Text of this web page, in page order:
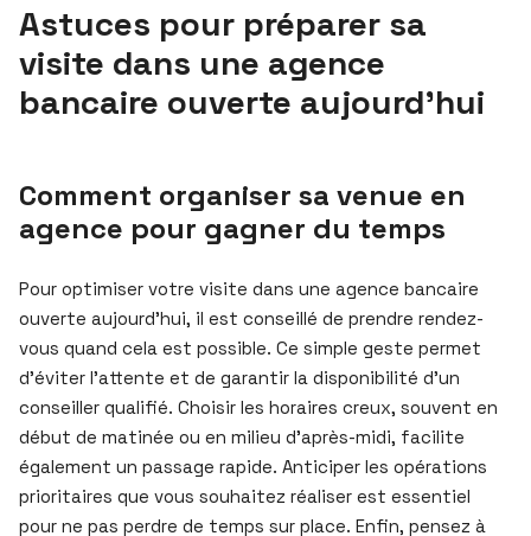
Astuces pour préparer sa
visite dans une agence
bancaire ouverte aujourd’hui
Comment organiser sa venue en
agence pour gagner du temps
Pour optimiser votre visite dans une agence bancaire
ouverte aujourd’hui, il est conseillé de prendre rendez-
vous quand cela est possible. Ce simple geste permet
d’éviter l’attente et de garantir la disponibilité d’un
conseiller qualifié. Choisir les horaires creux, souvent en
début de matinée ou en milieu d’après-midi, facilite
également un passage rapide. Anticiper les opérations
prioritaires que vous souhaitez réaliser est essentiel
pour ne pas perdre de temps sur place. Enfin, pensez à